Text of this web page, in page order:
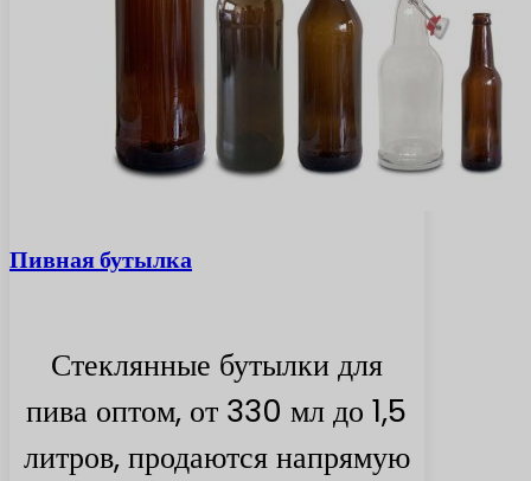
Пивная бутылка
Стеклянные бутылки для
пива оптом, от 330 мл до 1,5
литров, продаются напрямую